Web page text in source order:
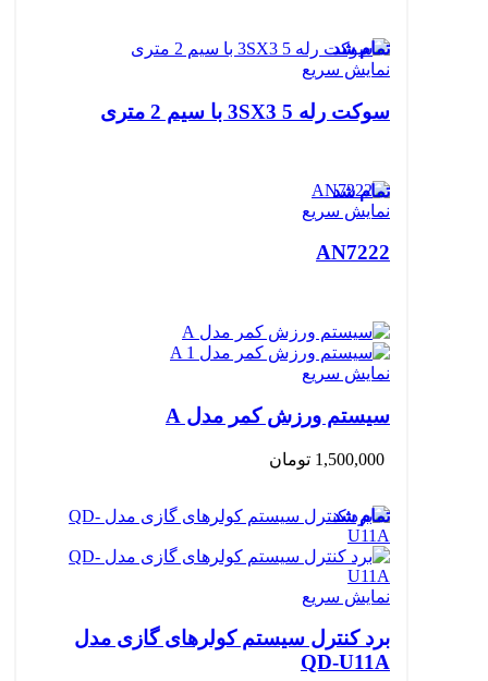
تمام شد
نمایش سریع
سوکت رله 3SX3 5 با سیم 2 متری
تمام شد
نمایش سریع
AN7222
نمایش سریع
سیستم ورزش کمر مدل A
1,500,000 تومان
تمام شد
نمایش سریع
برد کنترل سیستم کولرهای گازی مدل
QD-U11A